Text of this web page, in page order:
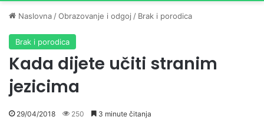
Naslovna /Obrazovanje i odgoj / Brak i porodica
Brak i porodica
Kada dijete učiti stranim
jezicima
29/04/2018 250 3 minute čitanja